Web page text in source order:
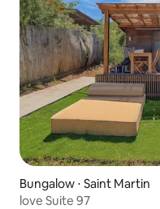
Bungalow ⋅ Saint Martin
love Suite 97